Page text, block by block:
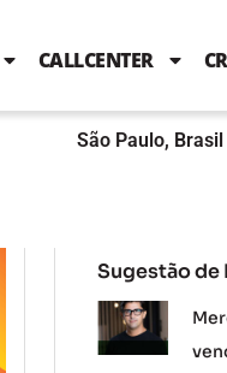
b
o
k
CALLCENTER
São Paulo,
Sugestão de